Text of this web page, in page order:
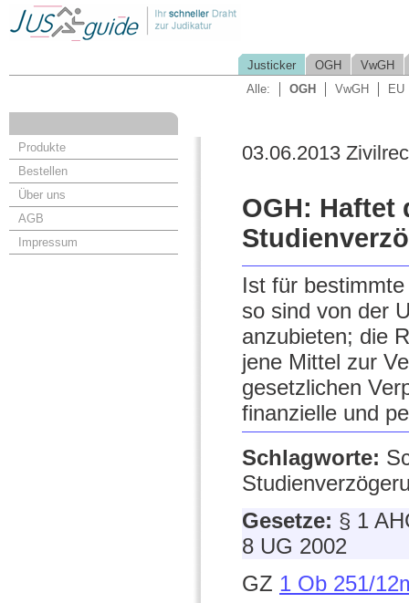
Justicker OGH
VwGH
Alle:
OGH VwGH EU
Produkte
Bestellen
Über uns
AGB
Impressum
03.06.2013
OGH: Haftet
Ist für
so sind von der
anzubieten; die
jene Mittel zur
gesetzlichen
finanzielle und
Schlagworte:
Gesetze: § 1
8 UG 2002
GZ 1 Ob 251/